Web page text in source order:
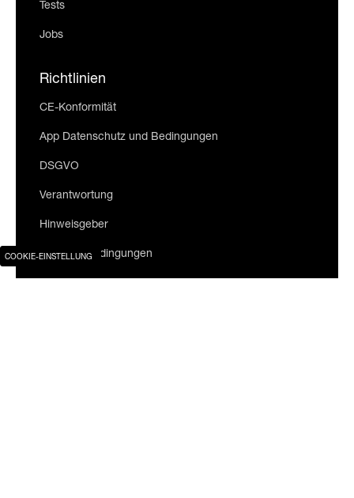
Tests
Jobs
Richtlinien
CE-Konformität
App Datenschutz und Bedingungen
DSGVO
Verantwortung
Hinweisgeber
Nutzungsbedingungen
COOKIE-EINSTELLUNG